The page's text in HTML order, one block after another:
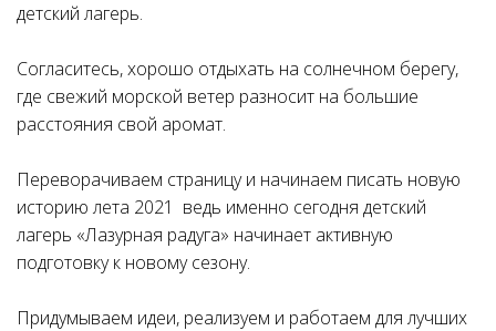
детский лагерь.
Согласитесь, хорошо отдыхать на солнечном берегу,
где свежий морской ветер разносит на большие
расстояния свой аромат.
Переворачиваем страницу и начинаем писать новую
историю лета 2021 ведь именно сегодня детский
лагерь «Лазурная радуга» начинает активную
подготовку к новому сезону.
Придумываем идеи, реализуем и работаем для лучших